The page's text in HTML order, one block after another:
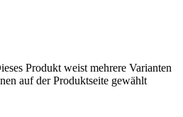
Produkt weist mehrere Varianten
auf der Produktseite gewählt